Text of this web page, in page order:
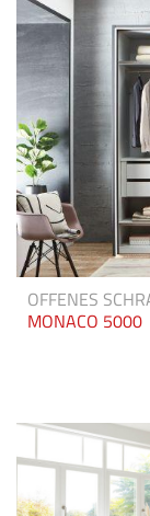
OFFENES
MONACO 5000